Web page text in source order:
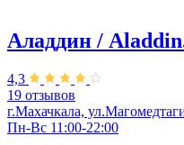
Аладдин /
4,3
19 отзывов
г.Махачкала,
Пн-Вс 11:00-22:00